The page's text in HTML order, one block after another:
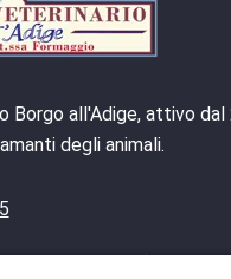
Borgo all'Adige, attivo
degli animali.